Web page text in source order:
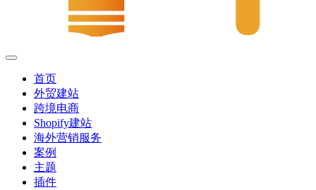
首页
外贸建站
跨境电商
Shopify建站
海外营销服务
案例
主题
插件